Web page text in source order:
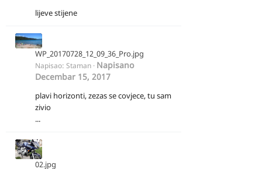
lijeve stijene
WP_20170728_12_09_36_Pro.jpg
Napisao: Staman · Napisano
Decembar 15, 2017
plavi horizonti, zezas se covjece, tu sam
zivio
...
02.jpg